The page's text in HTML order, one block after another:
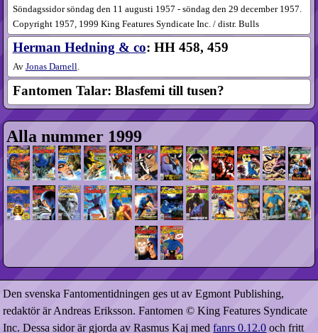
Söndagssidor söndag den 11 augusti 1957 - söndag den 29 december 1957.
Copyright 1957, 1999 King Features Syndicate Inc. / distr. Bulls
Herman Hedning & co: HH 458, 459
Av Jonas Darnell.
Fantomen Talar: Blasfemi till tusen?
Alla nummer 1999
Den svenska Fantomentidningen ges ut av Egmont Publishing,
redaktör är Andreas Eriksson. Fantomen © King Features Syndicate
Inc. Dessa sidor är gjorda av Rasmus Kaj medfanrs 0.12.0 och fritt